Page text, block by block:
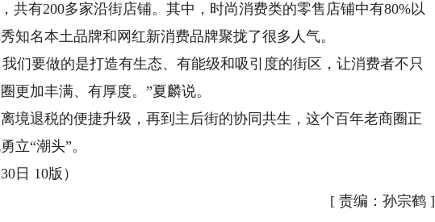
有200多家沿街店铺。其中，时尚消费类的零售店铺中有80%以
知名本土品牌和网红新消费品牌聚拢了很多人气。
们要做的是打造有生态、有能级和吸引度的街区，让消费者不只
更加丰满、有厚度。”夏麟说。
退税的便捷升级，再到主后街的协同共生，这个百年老商圈正
立“潮头”。
日 10版）
[ 责编：孙宗鹤]